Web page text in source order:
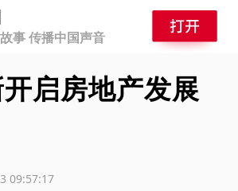
事 传播中国声音
启房地产发展
09:57:17